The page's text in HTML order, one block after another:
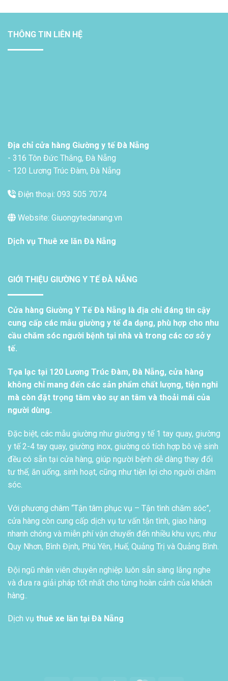
THÔNG TIN LIÊN HỆ
Địa chỉ cửa hàng Giường y tế Đà Nẵng
- 316 Tôn Đức Thắng, Đà Nẵng
- 120 Lương Trúc Đàm, Đà Nẵng
Điện thoại: 093 505 7074
Website: Giuongytedanang.vn
Dịch vụ Thuê xe lăn Đà Nẵng
GIỚI THIỆU GIƯỜNG Y TẾ ĐÀ NẴNG
Cửa hàng Giường Y Tế Đà Nẵng là địa chỉ đáng tin cậy
cung cấp các mẫu giường y tế đa dạng, phù hợp cho nhu
cầu chăm sóc người bệnh tại nhà và trong các cơ sở y
tế.
Tọa lạc tại 120 Lương Trúc Đàm, Đà Nẵng, cửa hàng
không chỉ mang đến các sản phẩm chất lượng, tiện nghi
mà còn đặt trọng tâm vào sự an tâm và thoải mái của
người dùng.
Đặc biệt, các mẫu giường như giường y tế 1 tay quay, giường
y tế 2-4 tay quay, giường inox, giường có tích hợp bô vệ sinh
đều có sẵn tại cửa hàng, giúp người bệnh dễ dàng thay đổi
tư thế, ăn uống, sinh hoạt, cũng như tiện lợi cho người chăm
sóc.
Với phương châm “Tận tâm phục vụ – Tận tình chăm sóc”,
cửa hàng còn cung cấp dịch vụ tư vấn tận tình, giao hàng
nhanh chóng và miễn phí vận chuyển đến nhiều khu vực, như
Quy Nhơn, Bình Định, Phú Yên, Huế, Quảng Trị và Quảng Bình.
Đội ngũ nhân viên chuyên nghiệp luôn sẵn sàng lắng nghe
và đưa ra giải pháp tốt nhất cho từng hoàn cảnh của khách
hàng..
Dịch vụ thuê xe lăn tại Đà Nẵng